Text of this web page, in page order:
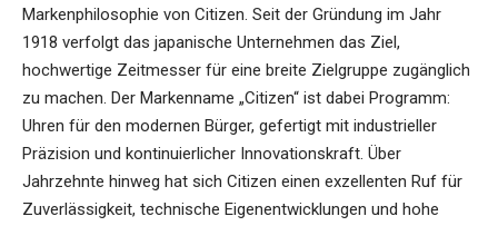
Markenphilosophie von Citizen. Seit der Gründung im Jahr
1918 verfolgt das japanische Unternehmen das Ziel,
hochwertige Zeitmesser für eine breite Zielgruppe zugänglich
zu machen. Der Markenname „Citizen“ ist dabei Programm:
Uhren für den modernen Bürger, gefertigt mit industrieller
Präzision und kontinuierlicher Innovationskraft. Über
Jahrzehnte hinweg hat sich Citizen einen exzellenten Ruf für
Zuverlässigkeit, technische Eigenentwicklungen und hohe